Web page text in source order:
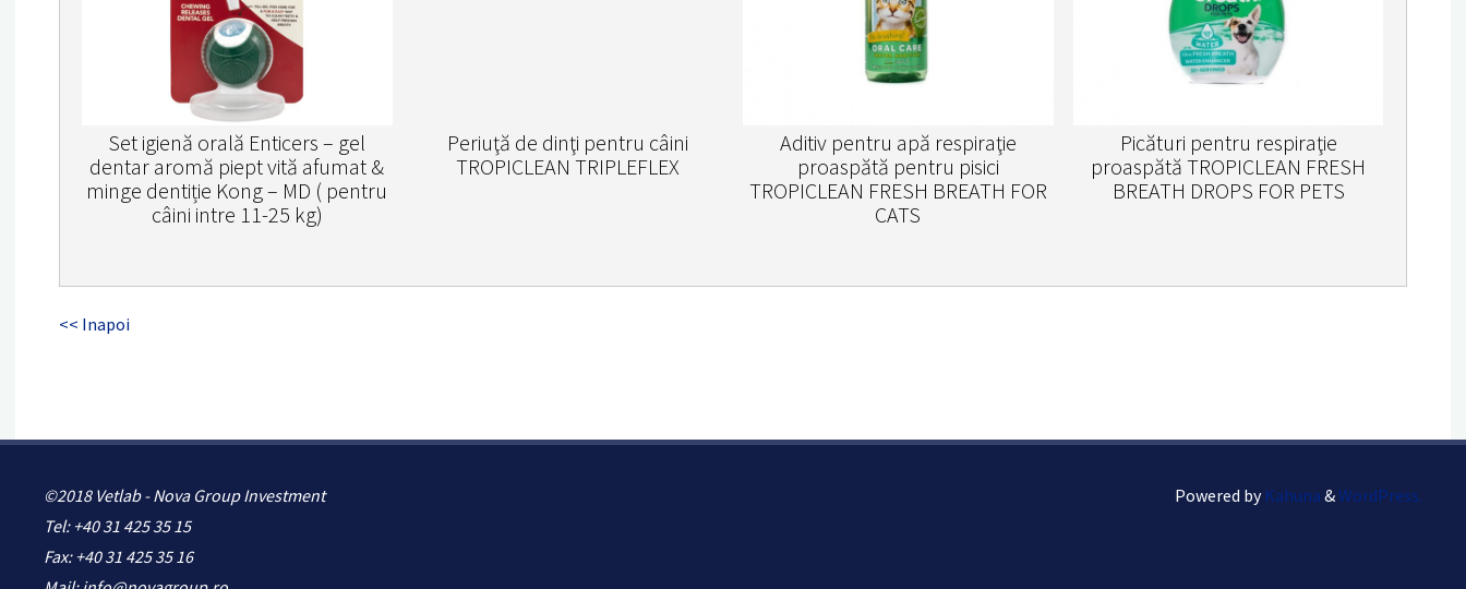
Set igienă orală Enticers – gel
dentar aromă piept vită afumat &
minge dentiție Kong – MD ( pentru
câini intre 11-25 kg)
Periuţă de dinţi pentru câini
TROPICLEAN TRIPLEFLEX
Aditiv pentru apă respiraţie
proaspătă pentru pisici
TROPICLEAN FRESH BREATH FOR
CATS
Picături pentru respiraţie
proaspătă TROPICLEAN FRESH
BREATH DROPS FOR PETS
<< Inapoi
Powered byKahuna &WordPress.
©2018 Vetlab - Nova Group Investment
Tel: +40 31 425 35 15
Fax: +40 31 425 35 16